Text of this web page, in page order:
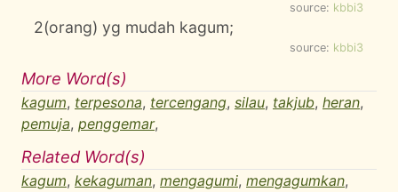
source: kbbi3
2(orang) yg mudah kagum;
source: kbbi3
More Word(s)
kagum, terpesona, tercengang, silau, takjub, heran,
pemuja, penggemar,
Related Word(s)
kagum, kekaguman, mengagumi, mengagumkan,